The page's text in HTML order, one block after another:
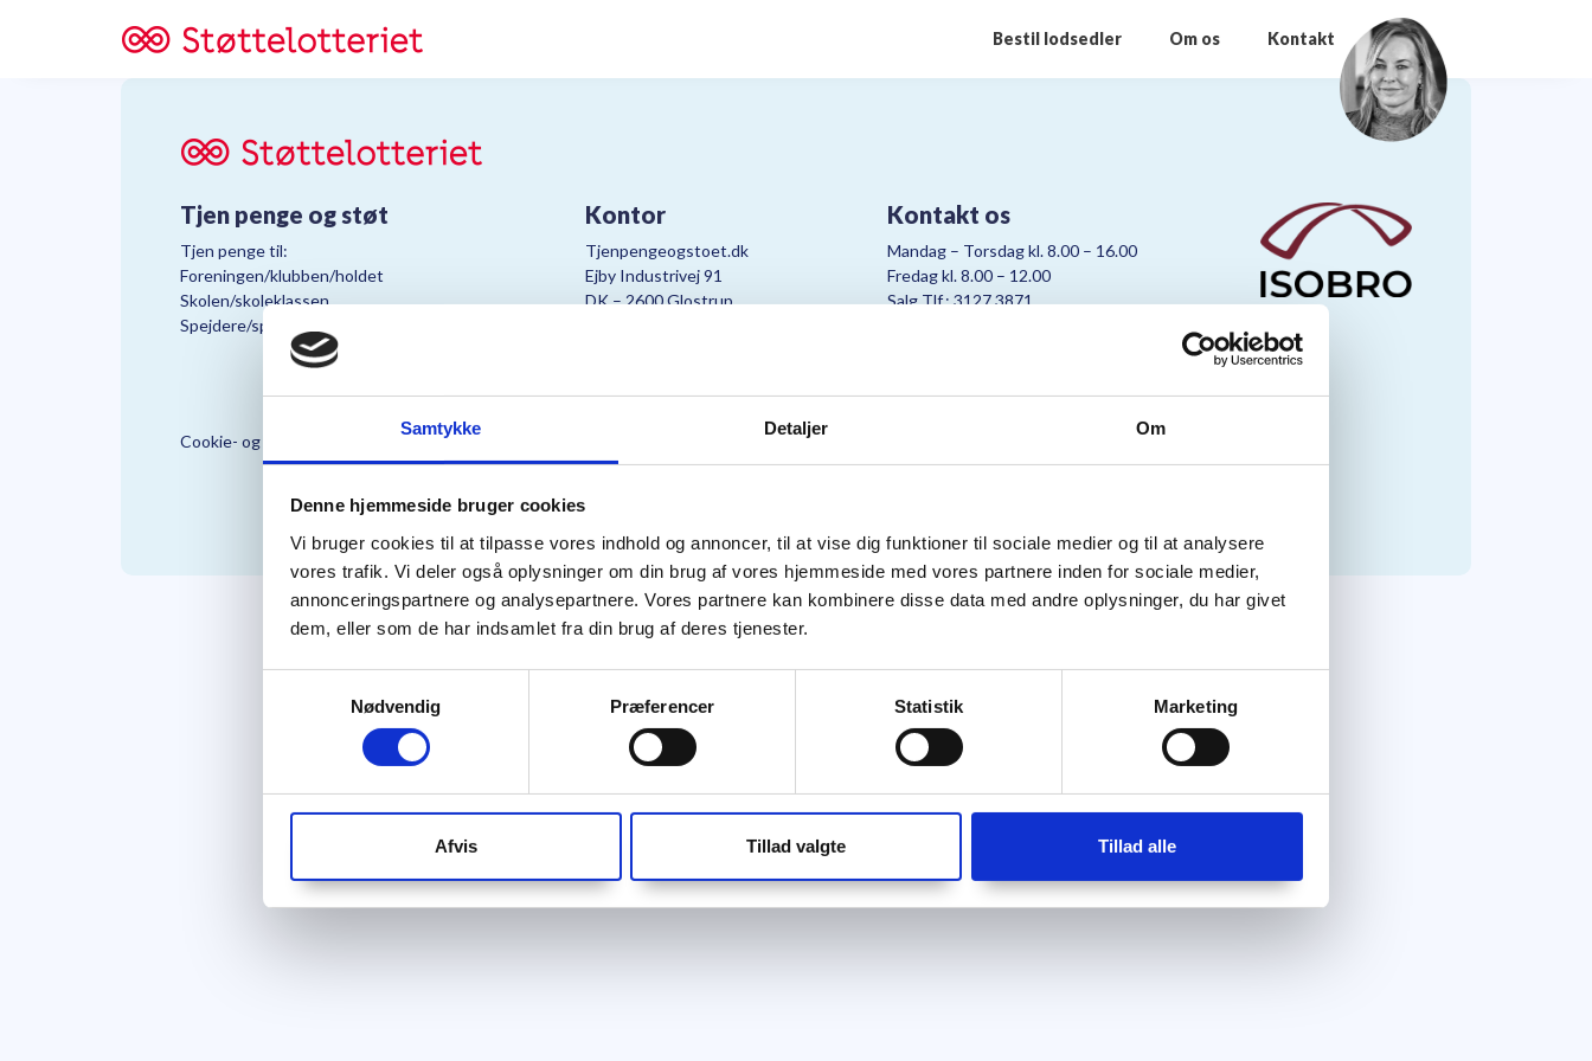
Samtykke Detaljer Om
Denne hjemmeside bruger cookies
Vi bruger cookies til at tilpasse vores indhold og annoncer, til at vise dig funktioner til sociale medier og til at analysere
vores trafik. Vi deler også oplysninger om din brug af vores hjemmeside med vores partnere inden for sociale medier,
annonceringspartnere og analysepartnere. Vores partnere kan kombinere disse data med andre oplysninger, du har givet
dem, eller som de har indsamlet fra din brug af deres tjenester.
Nødvendig
Præferencer Statistik Marketing
Afvis Tillad valgte Tillad alle
Bestil lodsedler Om os Kontakt
Tjen penge og støt
Tjen penge til:
Foreningen/klubben/holdet
Skolen/skoleklassen
Spejdere/spejdergruppen/FDF’ere, m.fl.
Kontor
Tjenpengeogstoet.dk
Ejby Industrivej 91
DK – 2600 Glostrup
Kontakt os
Mandag – Torsdag kl. 8.00 – 16.00
Fredag kl. 8.00 – 12.00
Salg Tlf.: 3127 3871
Cookie- og Persondatapolitik